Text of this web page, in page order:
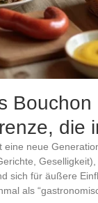
die
neue
sich für äußere
als